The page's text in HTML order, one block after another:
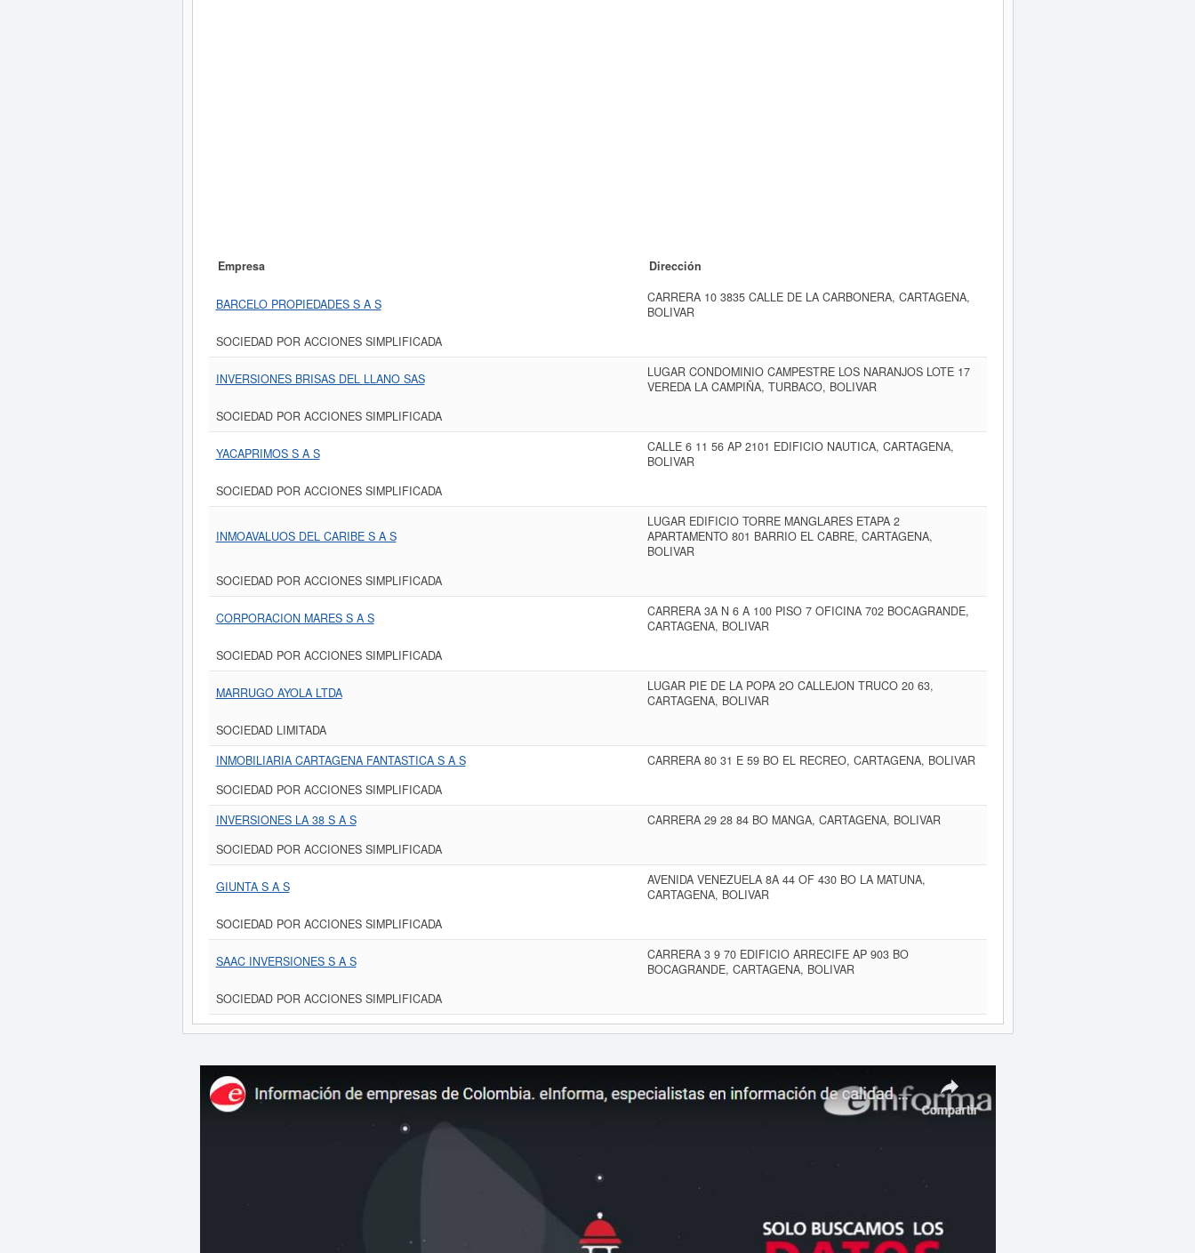
Empresa Dirección
BARCELO PROPIEDADES S A S
CARRERA 10 3835 CALLE DE LA CARBONERA, CARTAGENA,
BOLIVAR
SOCIEDAD POR ACCIONES SIMPLIFICADA
INVERSIONES BRISAS DEL LLANO SAS
LUGAR CONDOMINIO CAMPESTRE LOS NARANJOS LOTE 17
VEREDA LA CAMPIÑA, TURBACO, BOLIVAR
SOCIEDAD POR ACCIONES SIMPLIFICADA
YACAPRIMOS S A S
CALLE 6 11 56 AP 2101 EDIFICIO NAUTICA, CARTAGENA,
BOLIVAR
SOCIEDAD POR ACCIONES SIMPLIFICADA
INMOAVALUOS DEL CARIBE S A S
LUGAR EDIFICIO TORRE MANGLARES ETAPA 2
APARTAMENTO 801 BARRIO EL CABRE, CARTAGENA,
BOLIVAR
SOCIEDAD POR ACCIONES SIMPLIFICADA
CORPORACION MARES S A S
CARRERA 3A N 6 A 100 PISO 7 OFICINA 702 BOCAGRANDE,
CARTAGENA, BOLIVAR
SOCIEDAD POR ACCIONES SIMPLIFICADA
MARRUGO AYOLA LTDA
LUGAR PIE DE LA POPA 2O CALLEJON TRUCO 20 63,
CARTAGENA, BOLIVAR
SOCIEDAD LIMITADA
INMOBILIARIA CARTAGENA FANTASTICA S A S
CARRERA 80 31 E 59 BO EL RECREO, CARTAGENA, BOLIVAR
SOCIEDAD POR ACCIONES SIMPLIFICADA
INVERSIONES LA 38 S A S
CARRERA 29 28 84 BO MANGA, CARTAGENA, BOLIVAR
SOCIEDAD POR ACCIONES SIMPLIFICADA
GIUNTA S A S
AVENIDA VENEZUELA 8A 44 OF 430 BO LA MATUNA,
CARTAGENA, BOLIVAR
SOCIEDAD POR ACCIONES SIMPLIFICADA
SAAC INVERSIONES S A S
CARRERA 3 9 70 EDIFICIO ARRECIFE AP 903 BO
BOCAGRANDE, CARTAGENA, BOLIVAR
SOCIEDAD POR ACCIONES SIMPLIFICADA